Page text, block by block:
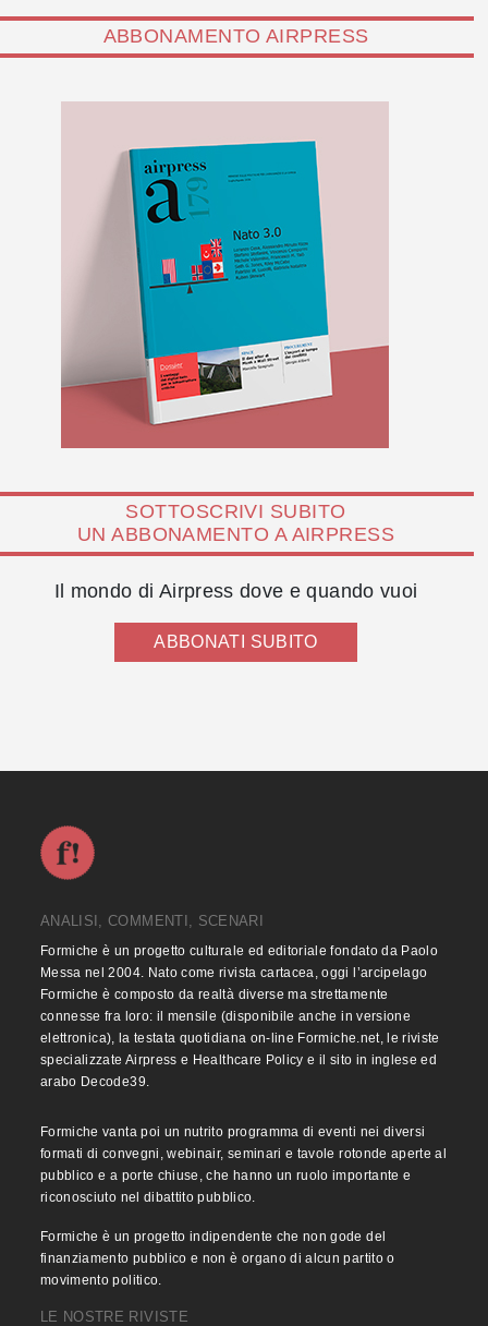
ABBONAMENTO AIRPRESS
SOTTOSCRIVI SUBITO
UN ABBONAMENTO A AIRPRESS
Il mondo di Airpress dove e quando vuoi
ABBONATI SUBITO
ANALISI, COMMENTI, SCENARI
Formiche è un progetto culturale ed editoriale fondato da Paolo
Messa nel 2004. Nato come rivista cartacea, oggi l’arcipelago
Formiche è composto da realtà diverse ma strettamente
connesse fra loro: il mensile (disponibile anche in versione
elettronica), la testata quotidiana on-line Formiche.net, le riviste
specializzate Airpress e Healthcare Policy e il sito in inglese ed
arabo Decode39.
Formiche vanta poi un nutrito programma di eventi nei diversi
formati di convegni, webinair, seminari e tavole rotonde aperte al
pubblico e a porte chiuse, che hanno un ruolo importante e
riconosciuto nel dibattito pubblico.
Formiche è un progetto indipendente che non gode del
finanziamento pubblico e non è organo di alcun partito o
movimento politico.
LE NOSTRE RIVISTE